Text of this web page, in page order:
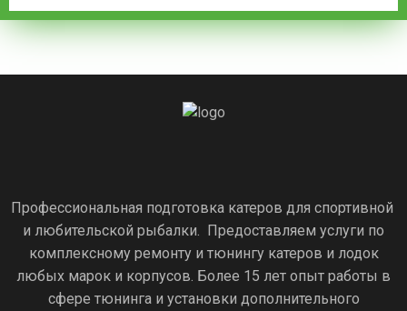
Профессиональная подготовка катеров для спортивной
и любительской рыбалки. Предоставляем услуги по
комплексному ремонту и тюнингу катеров и лодок
любых марок и корпусов. Более 15 лет опыт работы в
сфере тюнинга и установки дополнительного